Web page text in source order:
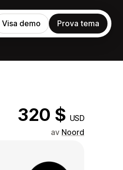
Visa demo Prova tema
320 $ USD
av Noord